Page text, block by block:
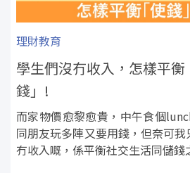
理財教育
學生們沒冇收入，怎樣平
錢」!
而家物價愈黎愈貴，中午食個
同朋友玩多陣又要用錢，但奈可
冇收入嘅，係平衡社交生活同儲錢